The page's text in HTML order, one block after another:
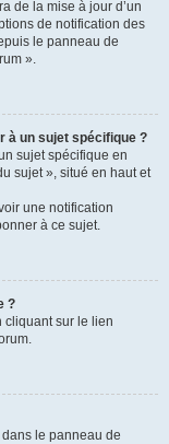
de la mise à jour d’un
de notification des
le panneau de
».
à un sujet spécifique ?
sujet spécifique en
sujet », situé en haut et
une notification
à ce sujet.
?
cliquant sur le lien
le panneau de